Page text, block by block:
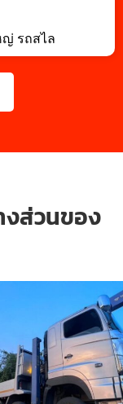
รถสไล
ส่วนของ